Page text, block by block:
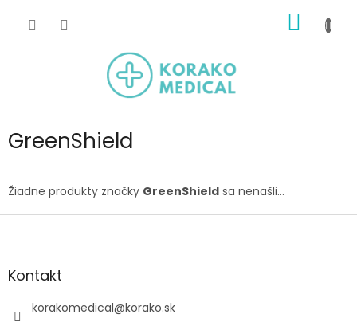
KOŠÍK
GreenShield
Žiadne produkty značky GreenShield sa nenašli...
Z
äKontakt
korakomedical@korako.sk